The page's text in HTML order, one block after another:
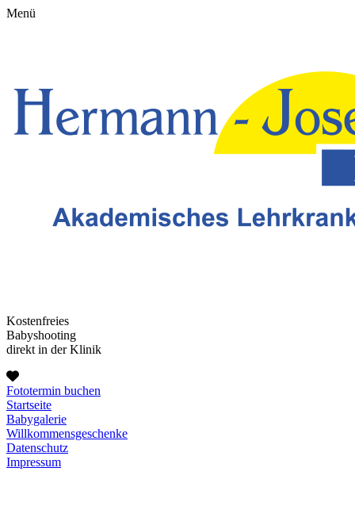
Menü
Kostenfreies
Babyshooting
direkt in der Klinik
Fototermin buchen
Startseite
Babygalerie
Willkommensgeschenke
Datenschutz
Impressum